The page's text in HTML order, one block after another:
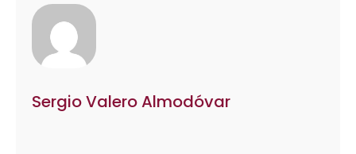
Sergio Valero Almodóvar